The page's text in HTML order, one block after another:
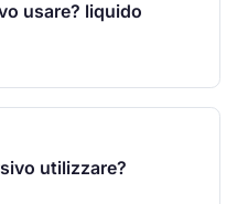
usare? liquido
utilizzare?